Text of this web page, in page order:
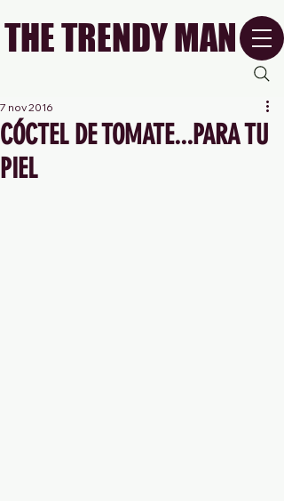
THE TRENDY MAN
CÓCTEL DE TOMATE...PARA TU
PIEL
7 nov 2016